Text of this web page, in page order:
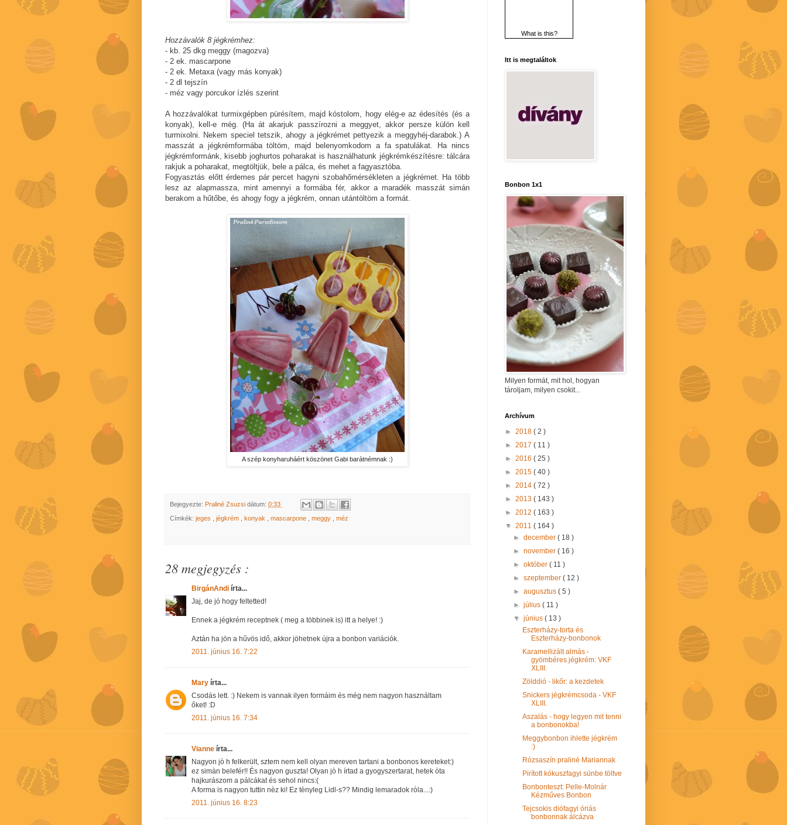
Hozzávalók 8 jégkrémhez:
- kb. 25 dkg meggy (magozva)
- 2 ek. mascarpone
- 2 ek. Metaxa (vagy más konyak)
- 2 dl tejszín
- méz vagy porcukor ízlés szerint
A hozzávalókat turmixgépben pürésítem, majd kóstolom, hogy elég-e az édesítés (és a
konyak), kell-e még. (Ha át akarjuk passzírozni a meggyet, akkor persze külön kell
turmixolni. Nekem speciel tetszik, ahogy a jégkrémet pettyezik a meggyhéj-darabok.) A
masszát a jégkrémformába töltöm, majd belenyomkodom a fa spatulákat. Ha nincs
jégkrémformánk, kisebb joghurtos poharakat is használhatunk jégkrémkészítésre: tálcára
rakjuk a poharakat, megtöltjük, bele a pálca, és mehet a fagyasztóba.
Fogyasztás előtt érdemes pár percet hagyni szobahőmérsékleten a jégkrémet. Ha több
lesz az alapmassza, mint amennyi a formába fér, akkor a maradék masszát simán
berakom a hűtőbe, és ahogy fogy a jégkrém, onnan utántöltöm a formát.
A szép konyharuháért köszönet Gabi barátnémnak :)
Bejegyezte: Praliné Zsuzsi dátum: 0:33
Címkék: jeges , jégkrém , konyak , mascarpone , meggy , méz
28 megjegyzés :
BirgánAndi írta...
Jaj, de jó hogy feltetted!
Ennek a jégkrém receptnek ( meg a többinek is) itt a helye! :)
Aztán ha jön a hűvös idő, akkor jöhetnek újra a bonbon variációk.
2011. június 16. 7:22
Mary írta...
Csodás lett. :) Nekem is vannak ilyen formáim és még nem nagyon használtam
őket! :D
2011. június 16. 7:34
Vianne írta...
Nagyon jò h felkerült, sztem nem kell olyan mereven tartani a bonbonos kereteket:)
ez simàn belefér!! És nagyon guszta! Olyan jò h írtad a gyogyszertarat, hetek òta
hajkurászom a pálcákat és sehol nincs:(
A forma is nagyon tuttin nèz ki! Ez tènyleg Lidl-s?? Mindig lemaradok ròla...:)
2011. június 16. 8:23
What is this?
Itt is megtaláltok
Bonbon 1x1
Milyen formát, mit hol, hogyan
tároljam, milyen csokit...
Archívum
► 2018 ( 2 )
► 2017 ( 11 )
► 2016 ( 25 )
► 2015 ( 40 )
► 2014 ( 72 )
► 2013 ( 143 )
► 2012 ( 163 )
▼ 2011 ( 164 )
►december( 18 )
►november( 16 )
►október( 11 )
►szeptember( 12 )
►augusztus( 5 )
►július( 11 )
▼június( 13 )
Eszterházy-torta és
Eszterházy-bonbonok
Karamellizált almás -
gyömbéres jégkrém: VKF
XLIII.
Zölddió - likőr: a kezdetek
Snickers jégkrémcsoda - VKF
XLIII.
Aszalás - hogy legyen mit tenni
a bonbonokba!
Meggybonbon ihlette jégkrém
:)
Rózsaszín praliné Mariannak
Pirított kókuszfagyi sünbe töltve
Bonbonteszt: Pelle-Molnár
Kézműves Bonbon
Tejcsokis diófagyi óriás
bonbonnak álcázva